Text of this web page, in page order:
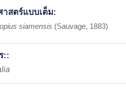
สตร์แบบเต็ม:
siamensis (Sauvage, 1883)
::